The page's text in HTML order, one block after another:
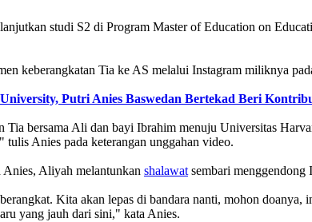
studi S2 di Program Master of Education on
keberangkatan Tia ke AS melalui Instagram miliknya
Putri Anies Baswedan Bertekad Beri
Tia bersama Ali dan bayi Ibrahim menuju Universitas
tulis Anies pada keterangan unggahan video.
Anies, Aliyah melantunkan shalawat sembari menggendong
Kita akan lepas di bandara nanti, mohon doanya,
yang jauh dari sini," kata Anies.